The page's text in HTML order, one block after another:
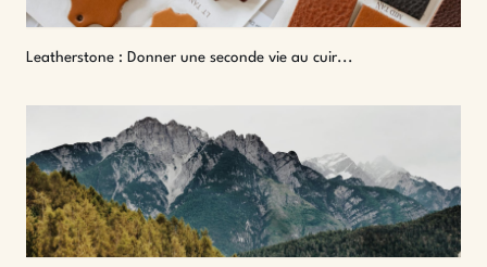
Leatherstone : Donner une seconde vie au cuir...